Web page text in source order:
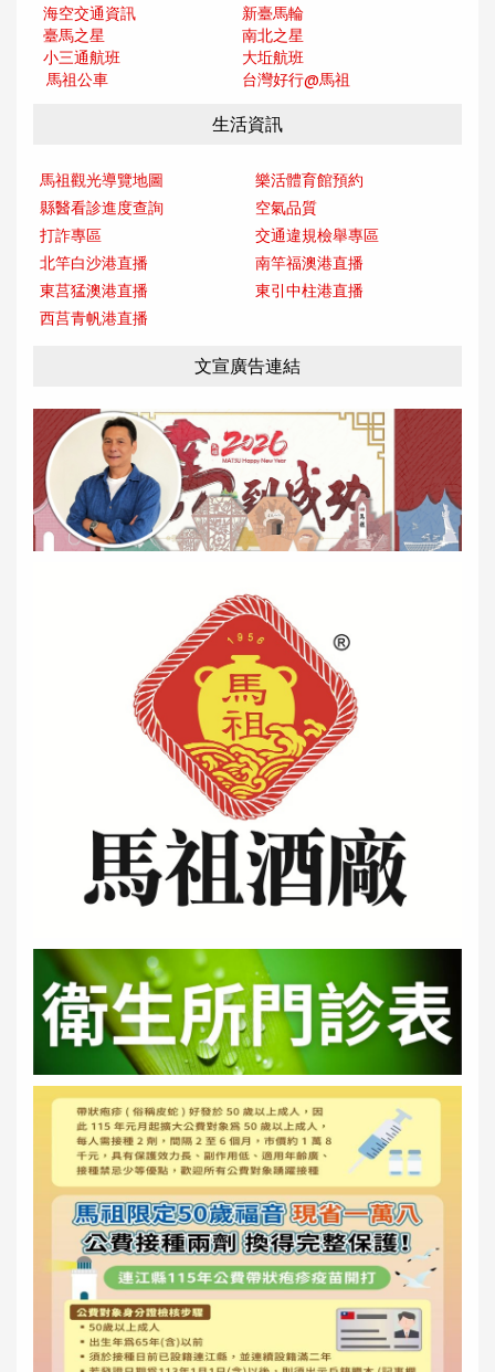
海空交通資訊
新臺馬輪
臺馬之星
南北之星
小三通航班
大坵航班
馬祖公車
台灣好行@馬祖
生活資訊
馬祖觀光導覽地圖
樂活體育館預約
縣醫看診進度查詢
空氣品質
打詐專區
交通違規檢舉專區
北竿白沙港直播
南竿福澳港直播
東莒猛澳港直播
東引中柱港直播
西莒青帆港直播
文宣廣告連結